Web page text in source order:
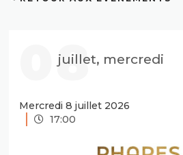
08
juillet, mercredi
Mercredi 8 juillet 2026
17:00